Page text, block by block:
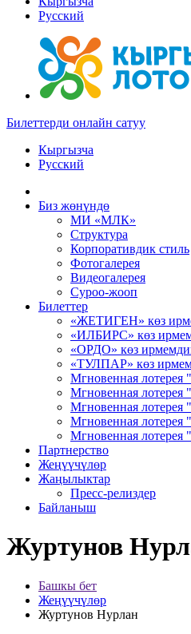
Русский
Билеттерди онлайн сатуу
Кыргызча
Русский
Биз жөнүндө
МИ «МЛК»
Структура
Корпоративдик стиль
Фотогалерея
Видеогалерея
Суроо-жооп
Билеттер
«ЖЕТИГЕН» көз
«ИЛБИРС» көз
«ОРДО» көз
«ТУЛПАР» көз
Мгновенная
Мгновенная
Мгновенная
Мгновенная
Мгновенная
Партнерство
Жеңүүчүлөр
Жаңылыктар
Пресс-релиздер
Байланыш
Журтунов
Башкы бет
Жеңүүчүлөр
Журтунов Нурлан